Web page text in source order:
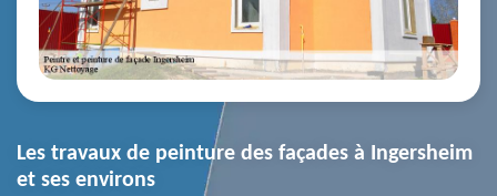
Les travaux de peinture des façades à Ingersheim
et ses environs